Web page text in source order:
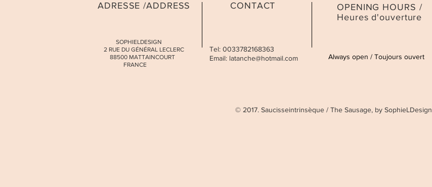
ADRESSE /ADDRESS
SOPHIELDESIGN
2 RUE DU GÉNÉRAL LECLERC
88500 MATTAINCOURT
FRANCE
CONTACT
Tel: 0033782168363
Email: latanche@hotmail.com
OPENING HOURS /
Heures d'ouverture
Always open / Toujours ouvert
© 2017. Saucisseintrinsèque / The Sausage, by SophieLDesign